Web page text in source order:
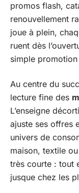
promos flash,
renouvellement
joue à plein,
ruent dès
simple
Au centre du
lecture fine des
L’enseigne
ajuste ses offres
univers de
maison, textile
très courte : tout
jusque chez les